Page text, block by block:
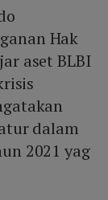
Hak
aset BLBI
dalam
2021 yag